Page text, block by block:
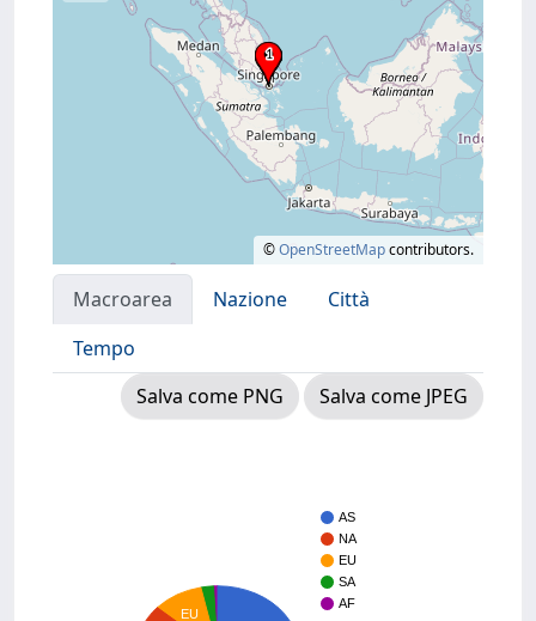
©OpenStreetMapcontributors.
Macroarea Nazione
Città
Tempo
Salva come PNG
Salva come JPEG
AS
NA
EU
SA
AF
EU